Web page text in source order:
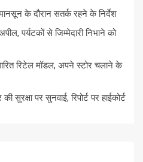
के दौरान सतर्क रहने के निर्देश
पर्यटकों से जिम्मेदारी निभाने को
रिटेल मॉडल, अपने स्टोर चलाने के
की सुरक्षा पर सुनवाई, रिपोर्ट पर हाईकोर्ट